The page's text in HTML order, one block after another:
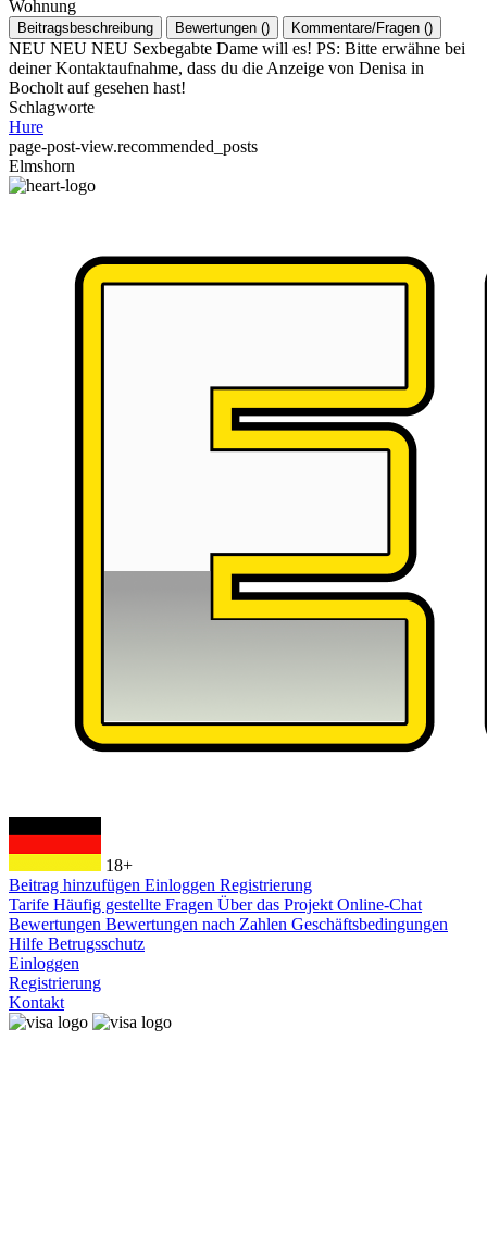
Wohnung
Beitragsbeschreibung Bewertungen () Kommentare/Fragen ()
NEU NEU NEU Sexbegabte Dame will es! PS: Bitte erwähne bei
deiner Kontaktaufnahme, dass du die Anzeige von Denisa in
Bocholt auf gesehen hast!
Schlagworte
Hure
page-post-view.recommended_posts
Elmshorn
18+
Beitrag hinzufügen Einloggen Registrierung
Tarife Häufig gestellte Fragen Über das Projekt Online-Chat
Bewertungen Bewertungen nach Zahlen Geschäftsbedingungen
Hilfe Betrugsschutz
Einloggen
Registrierung
Kontakt